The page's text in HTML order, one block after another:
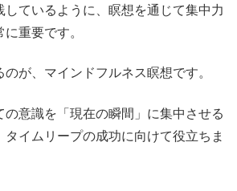
しているように、瞑想を通じて集中力
重要です。
が、マインドフルネス瞑想です。
の意識を「現在の瞬間」に集中させる
イムリープの成功に向けて役立ちま